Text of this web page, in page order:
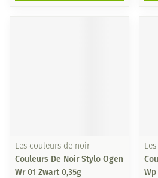
Les couleurs de noir
Couleurs De Noir Stylo Ogen
Wr 01 Zwart 0,35g